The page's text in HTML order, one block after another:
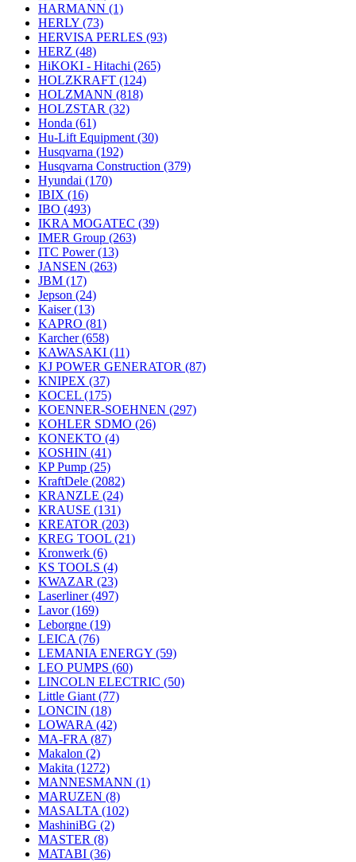
HARMANN (1)
HERLY (73)
HERVISA PERLES (93)
HERZ (48)
HiKOKI - Hitachi (265)
HOLZKRAFT (124)
HOLZMANN (818)
HOLZSTAR (32)
Honda (61)
Hu-Lift Equipment (30)
Husqvarna (192)
Husqvarna Construction (379)
Hyundai (170)
IBIX (16)
IBO (493)
IKRA MOGATEC (39)
IMER Group (263)
ITC Power(13)
JANSEN (263)
JBM (17)
Jepson (24)
Kaiser(13)
KAPRO (81)
Karcher(658)
KAWASAKI (11)
KJ POWER GENERATOR (87)
KNIPEX (37)
KOCEL (175)
KOENNER-SOEHNEN (297)
KOHLER SDMO (26)
KONEKTO (4)
KOSHIN (41)
KP Pump (25)
KraftDele (2082)
KRANZLE (24)
KRAUSE (131)
KREATOR (203)
KREG TOOL (21)
Kronwerk (6)
KS TOOLS (4)
KWAZAR (23)
Laserliner(497)
Lavor(169)
Leborgne (19)
LEICA (76)
LEMANIA ENERGY (59)
LEO PUMPS (60)
LINCOLN ELECTRIC (50)
Little Giant (77)
LONCIN (18)
LOWARA (42)
MA-FRA (87)
Makalon (2)
Makita (1272)
MANNESMANN (1)
MARUZEN (8)
MASALTA (102)
MashiniBG (2)
MASTER (8)
MATABI (36)